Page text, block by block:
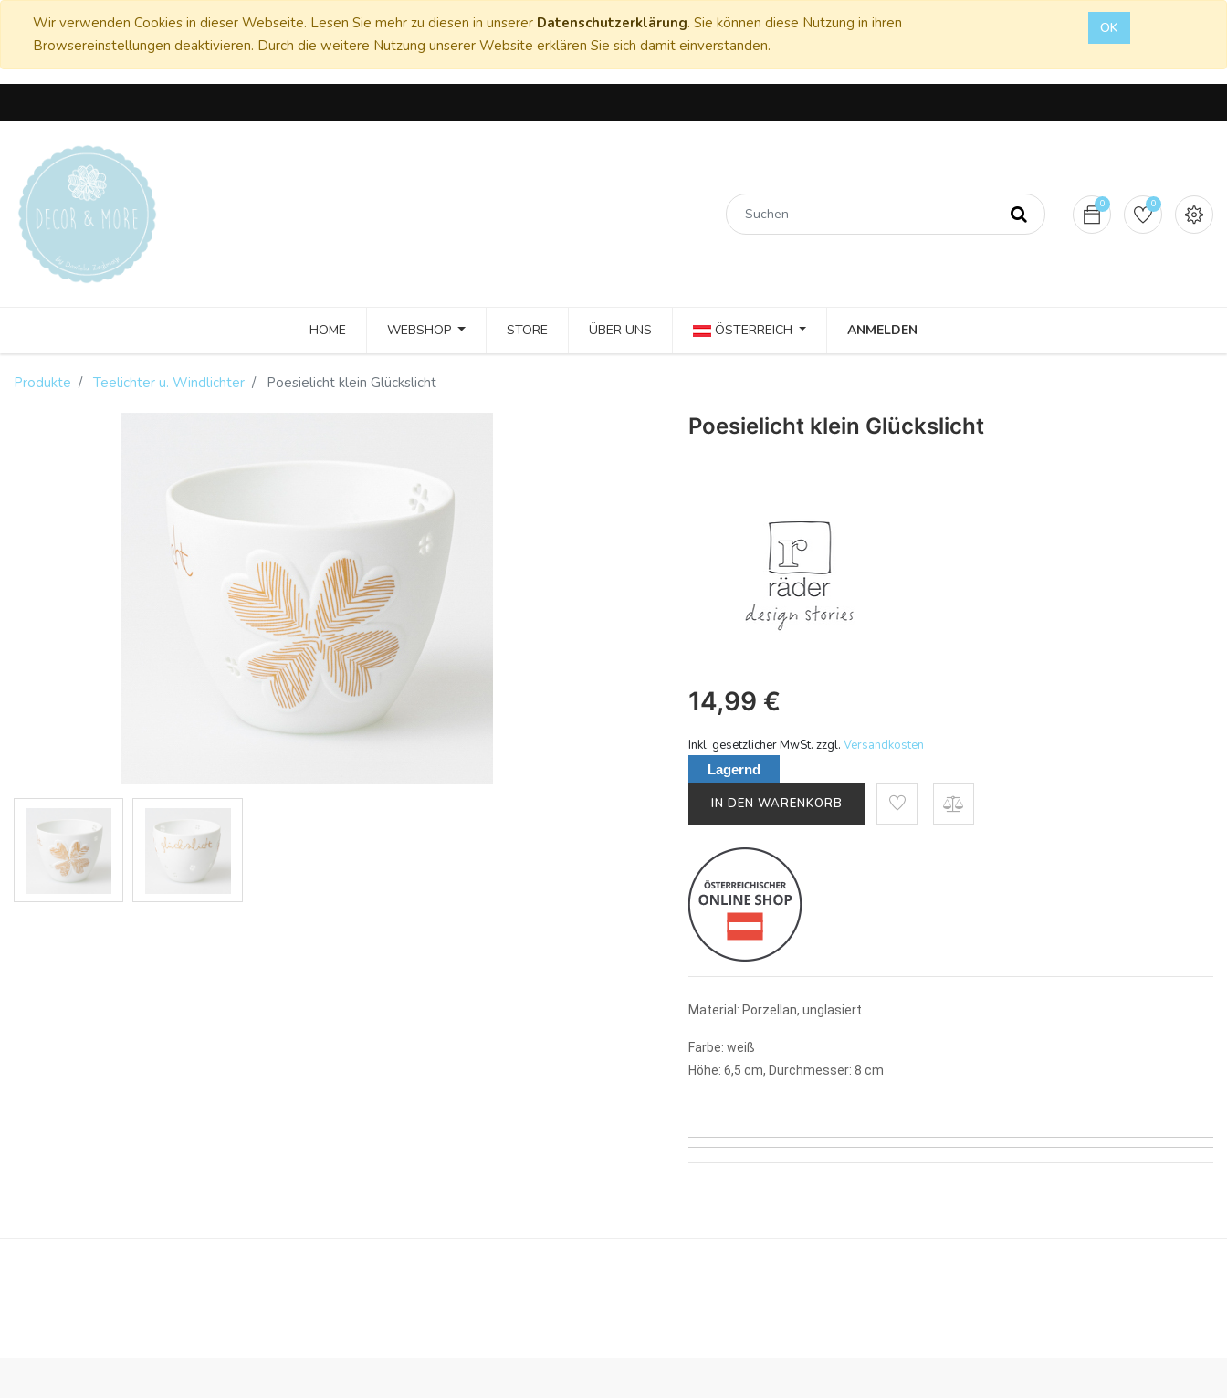
Wir verwenden Cookies in dieser Webseite. Lesen Sie mehr zu diesen in unserer Datenschutzerklärung. Sie können diese Nutzung in ihren
Browsereinstellungen deaktivieren. Durch die weitere Nutzung unserer Website erklären Sie sich damit einverstanden.
OK
0 0
HOME WEBSHOP STORE ÜBER UNS ÖSTERREICH ANMELDEN
Produkte Teelichter u. Windlichter Poesielicht klein Glückslicht
Poesielicht klein Glückslicht
14,99 €
Inkl. gesetzlicher MwSt. zzgl.Versandkosten
Lagernd
IN DEN WARENKORB
Material: Porzellan, unglasiert
Farbe: weiß
Höhe: 6,5 cm, Durchmesser: 8 cm